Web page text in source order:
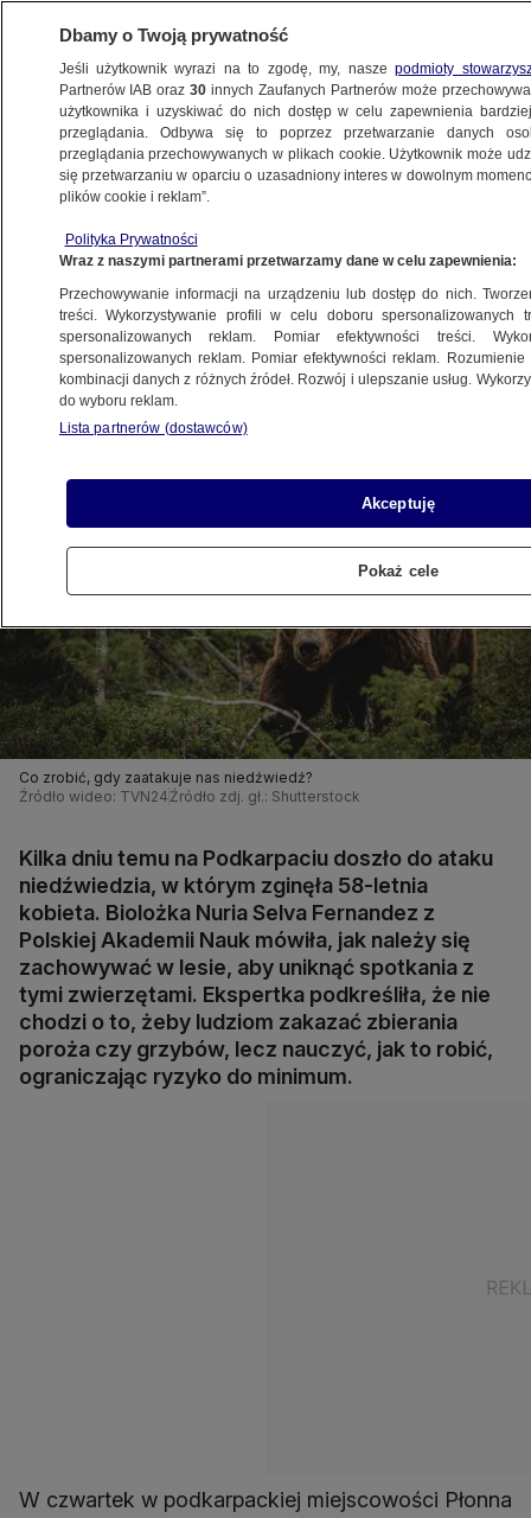
METEO
POLSKA
do konfrontacji
Oprac.Anna Bruszewska
25.04.2026, 08:11
Posłuchaj artykułu
Czyta lektor AI
Co zrobić, gdy zaatakuje nas niedźwiedź?
Źródło wideo: TVN24 Źródło zdj. gł.: Shutterstock
Kilka dniu temu na Podkarpaciu doszło do ataku
niedźwiedzia, w którym zginęła 58-letnia
kobieta. Biolożka Nuria Selva Fernandez z
Polskiej Akademii Nauk mówiła, jak należy się
zachowywać w lesie, aby uniknąć spotkania z
tymi zwierzętami. Ekspertka podkreśliła, że nie
chodzi o to, żeby ludziom zakazać zbierania
poroża czy grzybów, lecz nauczyć, jak to robić,
ograniczając ryzyko do minimum.
W czwartek w podkarpackiej miejscowości Płonna
Dbamy o Twoją prywatność
Jeśli użytkownik wyrazi na to zgodę, my, naszepodmioty
Partnerów IAB oraz30 innych Zaufanych Partnerów może
użytkownika i uzyskiwać do nich dostęp w celu zapewnienia
przeglądania. Odbywa się to poprzez przetwarzanie danych
przeglądania przechowywanych w plikach cookie. Użytkownik może
się przetwarzaniu w oparciu o uzasadniony interes w dowolnym
plików cookie i reklam”.
Polityka Prywatności
Wraz z naszymi partnerami przetwarzamy dane w celu zapewnienia:
Przechowywanie informacji na urządzeniu lub dostęp do nich.
treści. Wykorzystywanie profili w celu doboru spersonalizowanych
spersonalizowanych reklam. Pomiar efektywności treści.
spersonalizowanych reklam. Pomiar efektywności reklam.
kombinacji danych z różnych źródeł. Rozwój i ulepszanie usług.
do wyboru reklam.
Lista partnerów (dostawców)
Akceptuję
Pokaż cele